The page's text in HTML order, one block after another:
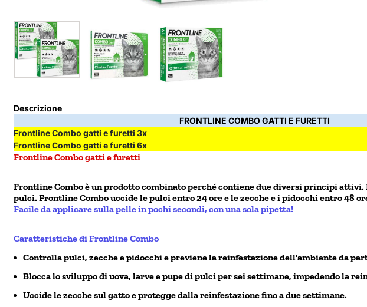
Descrizione
FRONTLINE COMBO GATTI E FURETTI
Frontline Combo gatti e furetti 3x
Frontline Combo gatti e furetti 6x
Frontline Combo gatti e furetti
Frontline Combo è un prodotto combinato perché contiene due diversi principi
pulci. Frontline Combo uccide le pulci entro 24 ore e le zecche e i pidocchi entro 48
Facile da applicare sulla pelle in pochi secondi, con una sola pipetta!
Caratteristiche di Frontline Combo
Controlla pulci, zecche e pidocchi e previene la reinfestazione dell'ambiente da
Blocca lo sviluppo di uova, larve e pupe di pulci per sei settimane, impedendo la
Uccide le zecche sul gatto e protegge dalla reinfestazione fino a due settimane.